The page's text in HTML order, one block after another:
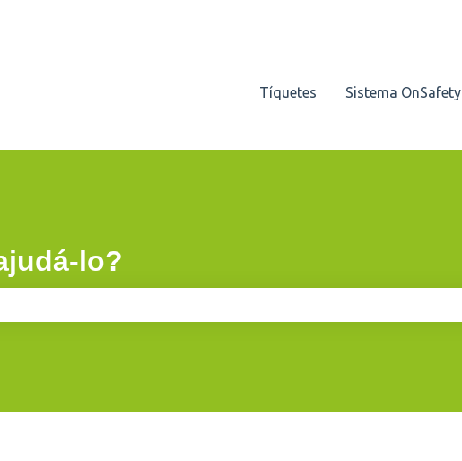
Tíquetes Sistema OnSafety
lo?